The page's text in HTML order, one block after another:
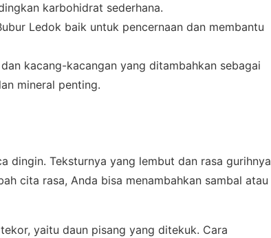
karbohidrat sederhana.
Ledok baik untuk pencernaan dan membantu
kacang-kacangan yang ditambahkan sebagai
mineral penting.
dingin. Teksturnya yang lembut dan rasa gurihnya
cita rasa, Anda bisa menambahkan sambal atau
yaitu daun pisang yang ditekuk. Cara